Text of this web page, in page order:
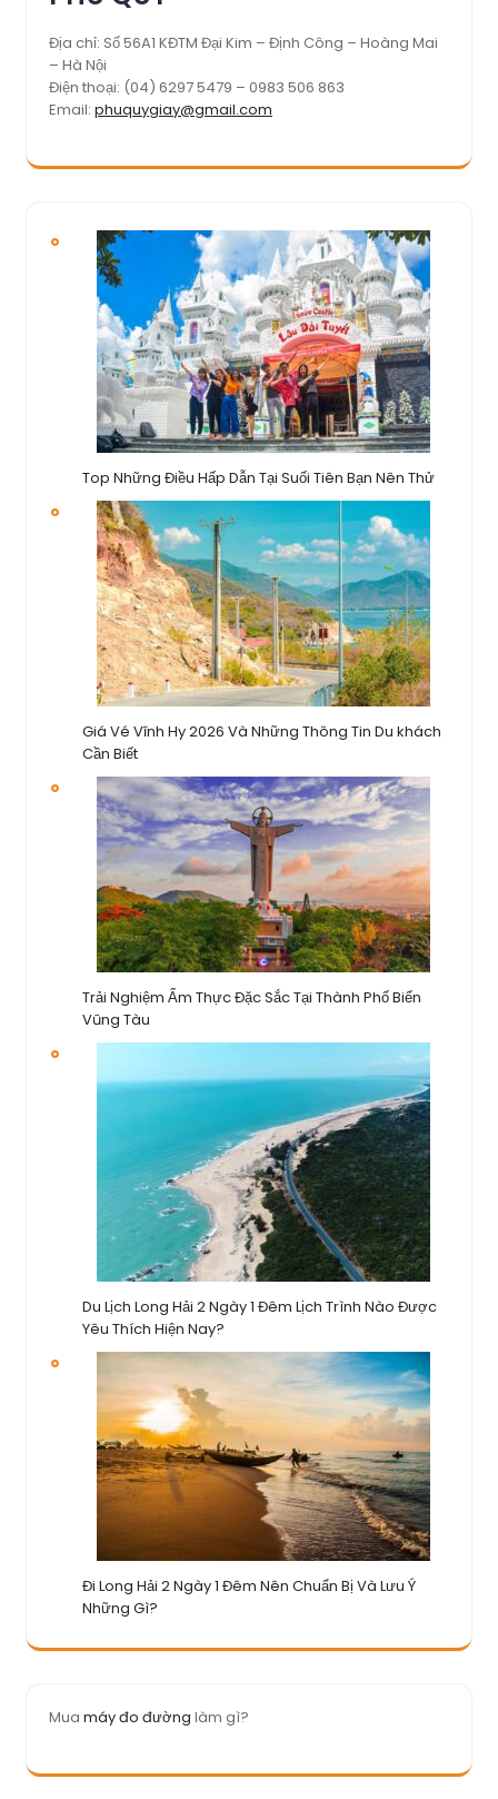
Địa chỉ: Số 56A1 KĐTM Đại Kim – Định Công – Hoàng Mai
– Hà Nội
Điện thoại: (04) 6297 5479 – 0983 506 863
Email: phuquygiay@gmail.com
Top Những Điều Hấp Dẫn Tại Suối Tiên Bạn Nên Thử
Giá Vé Vĩnh Hy 2026 Và Những Thông Tin Du khách
Cần Biết
Trải Nghiệm Ẩm Thực Đặc Sắc Tại Thành Phố Biển
Vũng Tàu
Du Lịch Long Hải 2 Ngày 1 Đêm Lịch Trình Nào Được
Yêu Thích Hiện Nay?
Đi Long Hải 2 Ngày 1 Đêm Nên Chuẩn Bị Và Lưu Ý
Những Gì?
Mua máy đo đường làm gì?